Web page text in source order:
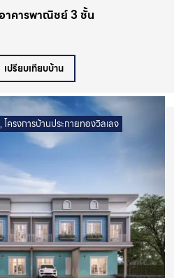
คารพาณิชย์ 3 ชั้น
เปรียบเทียบบ้าน
,โครงการบ้านประกายทองวิลเลจ